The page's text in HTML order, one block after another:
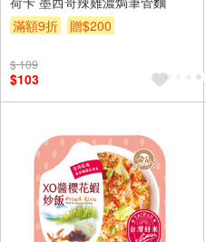
滿額9折
贈$200
$ 109
$103